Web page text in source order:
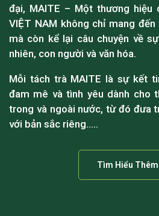
đại, MAITE – Một thương hiệu
VIỆT NAM không chỉ mang
mà còn kể lại câu chuyện về
nhiên, con người và văn hóa.
Mỗi tách trà MAITE là sự kết
đam mê và tình yêu dành cho
trong và ngoài nước, từ đó đưa
với bản sắc riêng…..
Tìm Hiểu Thêm